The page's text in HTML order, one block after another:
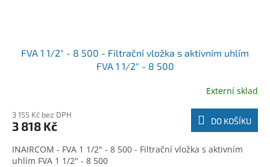
FVA 1 1/2" - 8 500 - Filtrační vložka s aktivním uhlím
FVA 1 1/2" - 8 500
Externí sklad
3 155 Kč bez DPH
3 818 Kč DO KOŠÍKU
INAIRCOM - FVA 1 1/2" - 8 500 - Filtrační vložka s aktivním
uhlím FVA 1 1/2" - 8 500